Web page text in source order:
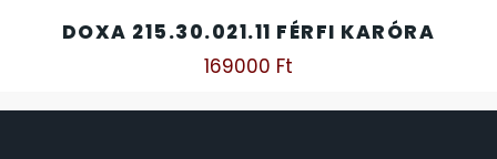
DOXA 215.30.021.11 FÉRFI KARÓRA
169000 Ft